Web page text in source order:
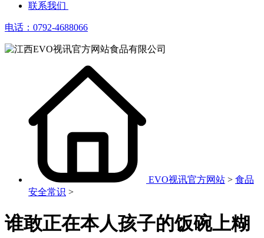
联系我们
电话：0792-4688066
EVO视讯官方网站 > 食品
安全常识 >
谁敢正在本人孩子的饭碗上糊